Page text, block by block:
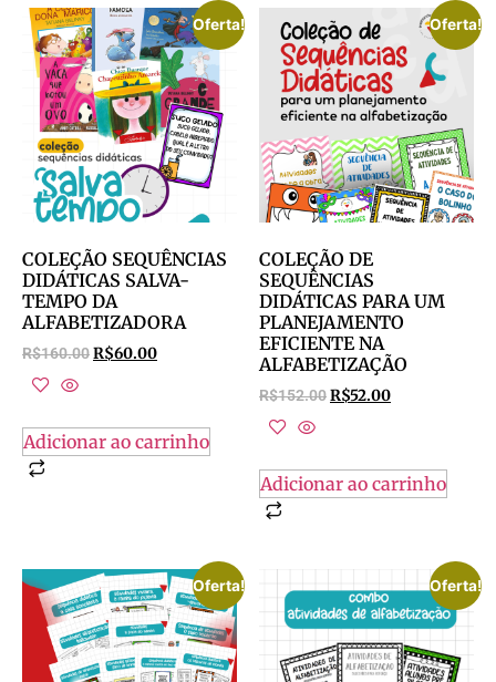
Oferta!
COLEÇÃO SEQUÊNCIAS
DIDÁTICAS SALVA-
TEMPO DA
ALFABETIZADORA
R$160.00R$60.00
Adicionar ao carrinho
Oferta!
COLEÇÃO DE
SEQUÊNCIAS
DIDÁTICAS PARA UM
PLANEJAMENTO
EFICIENTE NA
ALFABETIZAÇÃO
R$152.00R$52.00
Adicionar ao carrinho
Oferta! Oferta!